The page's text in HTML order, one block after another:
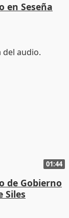
en Seseña
01:44
de Gobierno
Siles